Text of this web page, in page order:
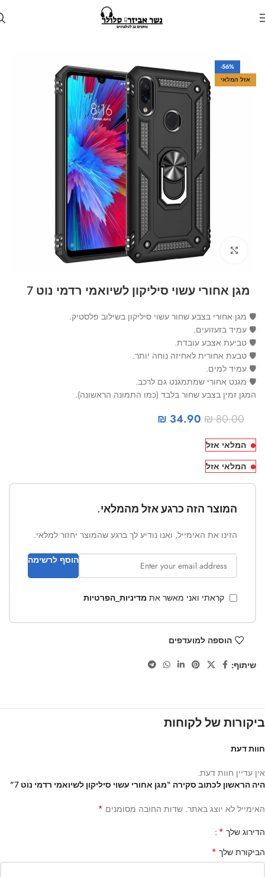
מגנים למכשירי שיאומי
-56%
אזל המלאי
Click to enlarge
מגן אחורי עשוי סיליקון לשיואמי רדמי נוט 7
🛡 מגן אחורי בצבע שחור עשוי סיליקון בשילוב פלסטיק.
🛡 עמיד בזעזועים.
🛡 טביעת אצבע עובדת.
🛡 טבעת אחורית לאחיזה נוחה יותר.
🛡 עמיד למים.
🛡 מגנט אחורי שמתמגנט גם לרכב.
המגן זמין בצבע שחור בלבד (כמו התמונה הראשונה).
₪80.00
₪ 34.90
המלאי אזל
המלאי אזל
המוצר הזה כרגע אזל מהמלאי.
הזינו את האימייל, ואנו נודיע לך ברגע שהמוצר יחזור למלאי.
הוסף לרשימה
קראתי ואני מאשר את מדיניות_הפרטיות
הוספה למועדפים
שיתוף:
ביקורות של לקוחות
חוות דעת
אין עדיין חוות דעת.
היה הראשון לכתוב סקירה “מגן אחורי עשוי סיליקון לשיואמי רדמי נוט 7”
האימייל לא יוצג באתר. שדות החובה מסומנים *
הדירוג שלך *
הביקורת שלך *